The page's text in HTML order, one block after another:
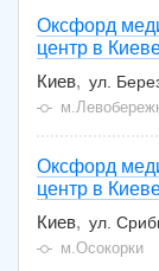
Оксфорд
центр в
Киев
ул.
Оксфорд
центр в
Киев
ул.
м.Осокорки